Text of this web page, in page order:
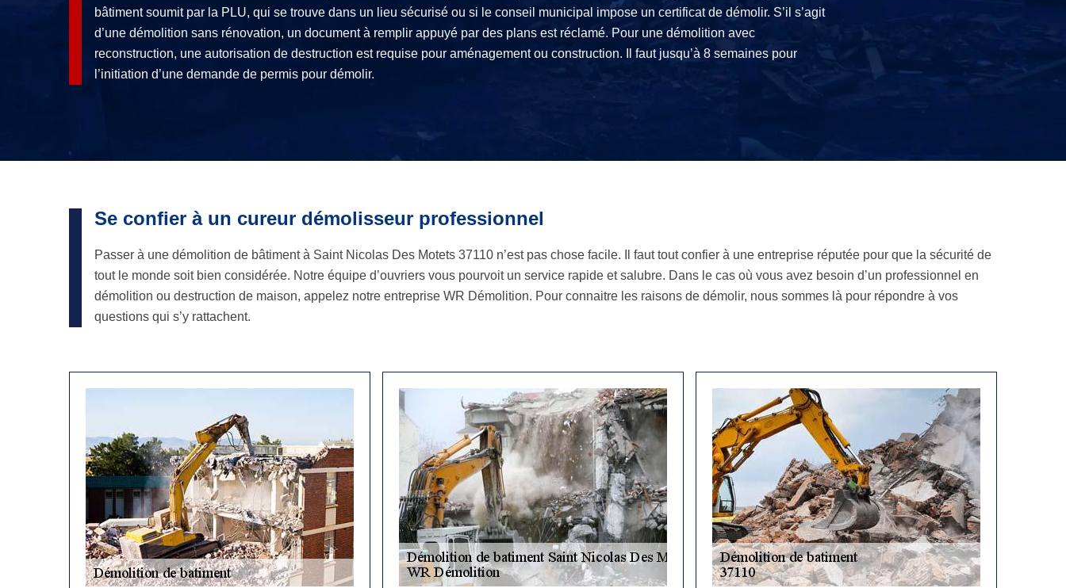
bâtiment soumit par la PLU, qui se trouve dans un lieu sécurisé ou si le conseil municipal impose un certificat de démolir. S’il s’agit
d’une démolition sans rénovation, un document à remplir appuyé par des plans est réclamé. Pour une démolition avec
reconstruction, une autorisation de destruction est requise pour aménagement ou construction. Il faut jusqu’à 8 semaines pour
l’initiation d’une demande de permis pour démolir.
Se confier à un cureur démolisseur professionnel
Passer à une démolition de bâtiment à Saint Nicolas Des Motets 37110 n’est pas chose facile. Il faut tout confier à une entreprise réputée pour que la sécurité de
tout le monde soit bien considérée. Notre équipe d’ouvriers vous pourvoit un service rapide et salubre. Dans le cas où vous avez besoin d’un professionnel en
démolition ou destruction de maison, appelez notre entreprise WR Démolition. Pour connaitre les raisons de démolir, nous sommes là pour répondre à vos
questions qui s’y rattachent.